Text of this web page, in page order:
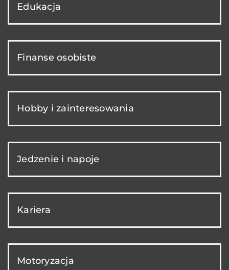
Edukacja
Finanse osobiste
Hobby i zainteresowania
Jedzenie i napoje
Kariera
Motoryzacja